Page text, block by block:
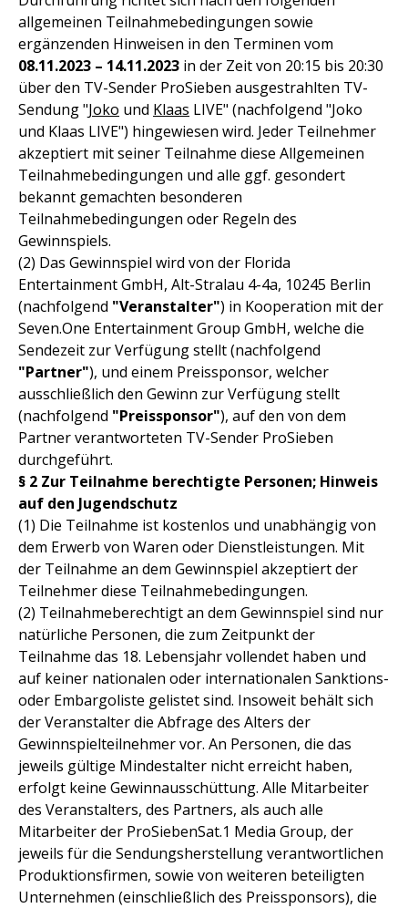
allgemeinen Teilnahmebedingungen sowie
ergänzenden Hinweisen in den Terminen vom
08.11.2023 – 14.11.2023 in der Zeit von 20:15 bis 20:30
über den TV-Sender ProSieben ausgestrahlten TV-
Sendung "Joko und Klaas LIVE" (nachfolgend "Joko
und Klaas LIVE") hingewiesen wird. Jeder Teilnehmer
akzeptiert mit seiner Teilnahme diese Allgemeinen
Teilnahmebedingungen und alle ggf. gesondert
bekannt gemachten besonderen
Teilnahmebedingungen oder Regeln des
Gewinnspiels.
(2) Das Gewinnspiel wird von der Florida
Entertainment GmbH, Alt-Stralau 4-4a, 10245 Berlin
(nachfolgend "Veranstalter") in Kooperation mit der
Seven.One Entertainment Group GmbH, welche die
Sendezeit zur Verfügung stellt (nachfolgend
"Partner"), und einem Preissponsor, welcher
ausschließlich den Gewinn zur Verfügung stellt
(nachfolgend "Preissponsor"), auf den von dem
Partner verantworteten TV-Sender ProSieben
durchgeführt.
§ 2 Zur Teilnahme berechtigte Personen; Hinweis
auf den Jugendschutz
(1) Die Teilnahme ist kostenlos und unabhängig von
dem Erwerb von Waren oder Dienstleistungen. Mit
der Teilnahme an dem Gewinnspiel akzeptiert der
Teilnehmer diese Teilnahmebedingungen.
(2) Teilnahmeberechtigt an dem Gewinnspiel sind nur
natürliche Personen, die zum Zeitpunkt der
Teilnahme das 18. Lebensjahr vollendet haben und
auf keiner nationalen oder internationalen Sanktions-
oder Embargoliste gelistet sind. Insoweit behält sich
der Veranstalter die Abfrage des Alters der
Gewinnspielteilnehmer vor. An Personen, die das
jeweils gültige Mindestalter nicht erreicht haben,
erfolgt keine Gewinnausschüttung. Alle Mitarbeiter
des Veranstalters, des Partners, als auch alle
Mitarbeiter der ProSiebenSat.1 Media Group, der
jeweils für die Sendungsherstellung verantwortlichen
Produktionsfirmen, sowie von weiteren beteiligten
Unternehmen (einschließlich des Preissponsors), die